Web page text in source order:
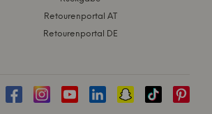
Retourenportal AT
Retourenportal DE